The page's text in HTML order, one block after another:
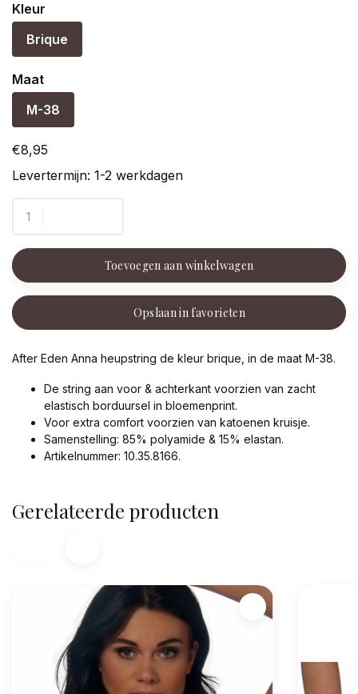
Kleur
Brique
Maat
M-38
€8,95
Levertermijn: 1-2 werkdagen
Toevoegen aan winkelwagen
Opslaan in favorieten
After Eden Anna heupstring de kleur brique, in de maat M-38.
De string aan voor & achterkant voorzien van zacht
elastisch borduursel in bloemenprint.
Voor extra comfort voorzien van katoenen kruisje.
Samenstelling: 85% polyamide & 15% elastan.
Artikelnummer: 10.35.8166.
Gerelateerde producten